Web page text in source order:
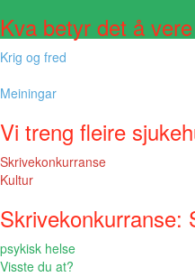
Kva betyr det å
Krig og fred
Meiningar
Vi treng fleire
Skrivekonkurranse
Kultur
Skrivekonkurranse:
psykisk helse
Visste du at?